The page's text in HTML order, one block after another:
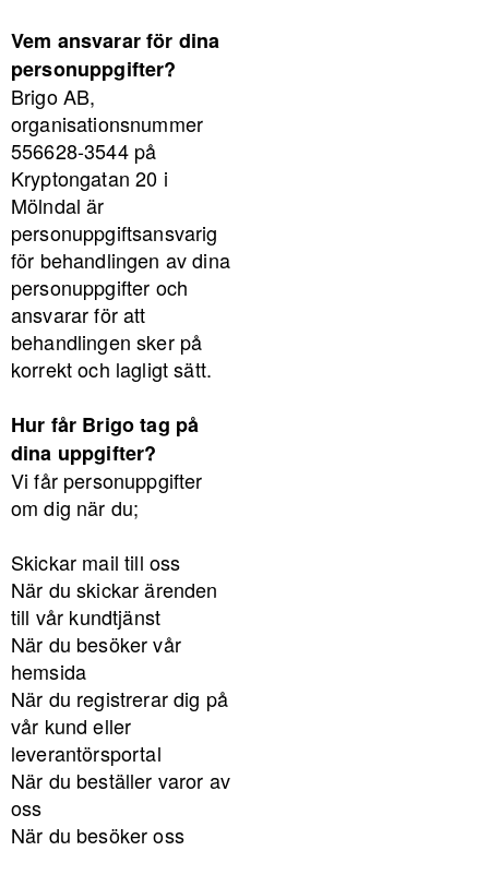
Vem ansvarar för dina
personuppgifter?
Brigo AB,
organisationsnummer
556628-3544 på
Kryptongatan 20 i
Mölndal är
personuppgiftsansvarig
för behandlingen av dina
personuppgifter och
ansvarar för att
behandlingen sker på
korrekt och lagligt sätt.
Hur får Brigo tag på
dina uppgifter?
Vi får personuppgifter
om dig när du;
Skickar mail till oss
När du skickar ärenden
till vår kundtjänst
När du besöker vår
hemsida
När du registrerar dig på
vår kund eller
leverantörsportal
När du beställer varor av
oss
När du besöker oss